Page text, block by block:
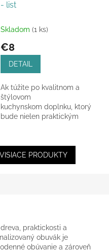
- list
Skladom (1 ks)
€8
DETAIL
Ak túžite po kvalitnom a
štýlovom
kuchynskom doplnku, ktorý
bude nielen praktickým
vášho domova,...
PRODUKTY
praktickosti a
obuvák je
obúvanie a zároveň